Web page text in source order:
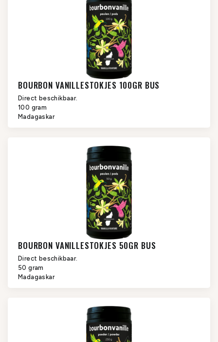
BOURBON VANILLESTOKJES 100GR BUS
Direct beschikbaar.
100 gram
Madagaskar
BOURBON VANILLESTOKJES 50GR BUS
Direct beschikbaar.
50 gram
Madagaskar